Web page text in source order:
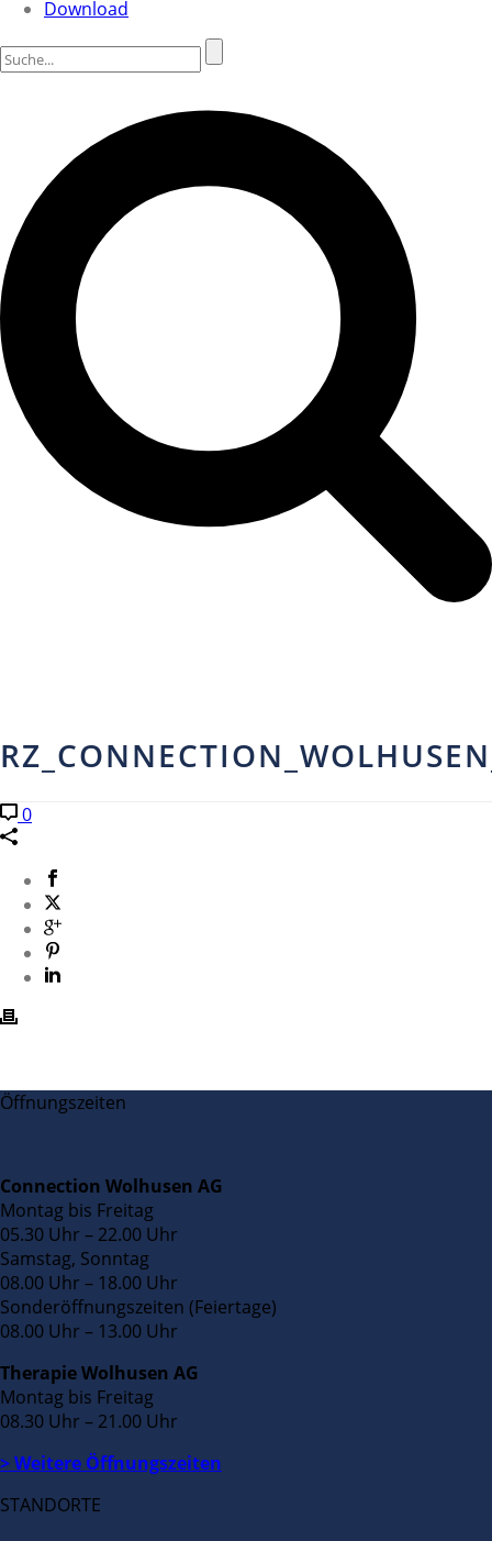
Download
0
Öffnungszeiten
Connection Wolhusen AG
Montag bis Freitag
05.30 Uhr – 22.00 Uhr
Samstag, Sonntag
08.00 Uhr – 18.00 Uhr
Sonderöffnungszeiten (Feiertage)
08.00 Uhr – 13.00 Uhr
Therapie Wolhusen AG
Montag bis Freitag
08.30 Uhr – 21.00 Uhr
> Weitere Öffnungszeiten
STANDORTE